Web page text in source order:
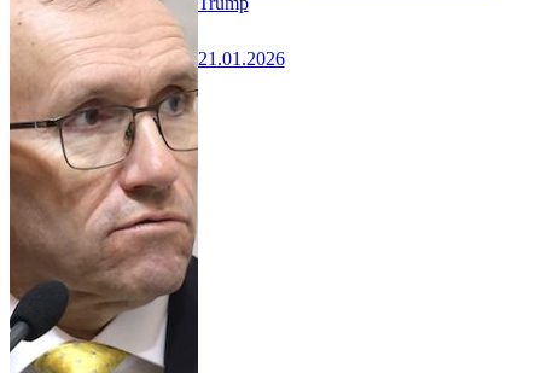
21.01.2026